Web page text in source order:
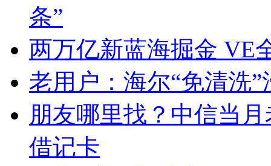
条”
两万亿新蓝海掘金 VE
老用户：海尔“免清洗
朋友哪里找？中信当
借记卡